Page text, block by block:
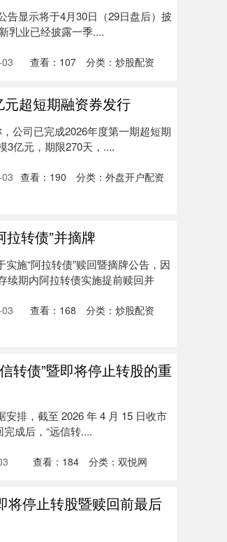
告显示将于4月30日（29日盘后）披
乳业已经披露一季....
查看： 107 分类：炒股配资
超短期融资券发行
公司已完成2026年度第一期超短期
3亿元，期限270天，....
查看： 190 分类：外盘开户配资
转债”并摘牌
施“阿拉转债”赎回暨摘牌公告，因
续期内阿拉转债实施提前赎回并
查看： 168 分类：炒股配资
转债”暨即将停止转股的重
排，截至 2026 年 4 月 15 日收市
成后，“远信转....
查看： 184 分类： 双悦网
将停止转股暨赎回前最后